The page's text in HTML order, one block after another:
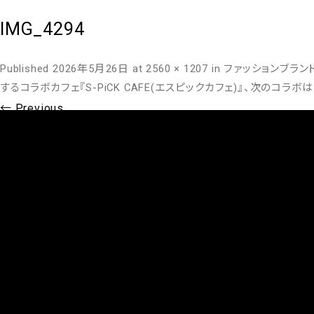
IMG_4294
Published 2026年5月26日 at2560 × 1207 in ファッションブラ
するコラボカフェ『S-PiCK CAFE(エスピックカフェ)』、次のコラボ
← Previous